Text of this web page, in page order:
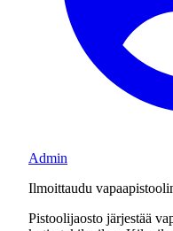
Admin
Ilmoittaudu
Pistoolijaosto järjestää